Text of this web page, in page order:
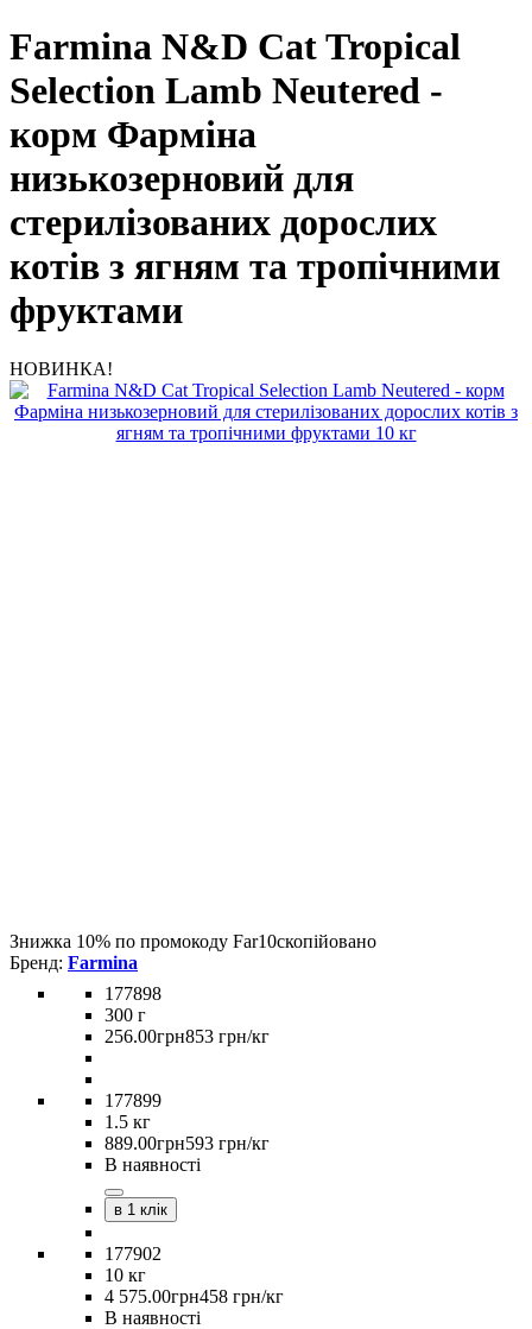
Farmina N&D Cat Tropical
Selection Lamb Neutered -
корм Фарміна
низькозерновий для
стерилізованих дорослих
котів з ягням та тропічними
фруктами
НОВИНКА!
Знижка 10% по промокоду Far10скопійовано
Farmina
177898
300 г
256.00грн853 грн/кг
177899
1.5 кг
889.00грн593 грн/кг
В наявності
в 1 клік
177902
10 кг
4 575.00грн458 грн/кг
В наявності